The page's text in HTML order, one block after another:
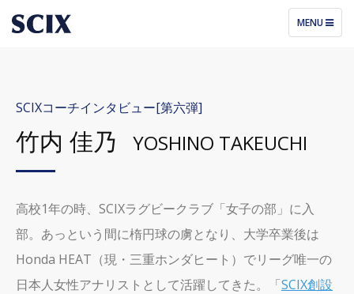
TOGGLE
NAVIGATION
MENU
SCIXコーチインタビュー[第六弾]
竹内 佳乃 YOSHINO TAKEUCHI
高校1年の時、SCIXラグビークラブ「女子の部」に入
部。あっという間に楕円球の虜となり、大学卒業後は
Honda HEAT（現・三重ホンダヒート）でリーグ唯一の
日本人女性アナリストとして活躍してきた。「SCIX創設